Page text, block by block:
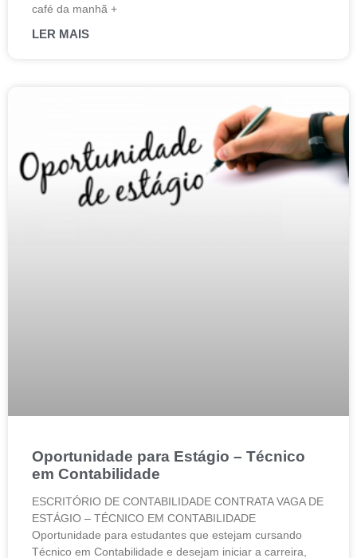
café da manhã +
LER MAIS
Oportunidade para Estágio – Técnico
em Contabilidade
ESCRITÓRIO DE CONTABILIDADE CONTRATA VAGA DE
ESTÁGIO – TÉCNICO EM CONTABILIDADE
Oportunidade para estudantes que estejam cursando
Técnico em Contabilidade e desejam iniciar a carreira,